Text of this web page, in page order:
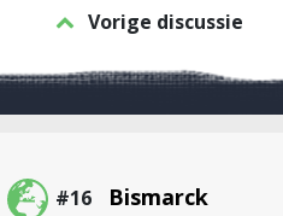
Vorige discussie
#16 Bismarck